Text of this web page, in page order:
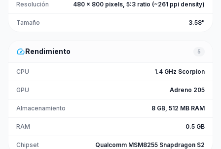
Resolución 480 x 800 pixels, 5:3 ratio (~261 ppi density)
Tamaño 3.58"
speedRendimiento 5
CPU 1.4 GHz Scorpion
GPU Adreno 205
Almacenamiento 8 GB, 512 MB RAM
RAM 0.5 GB
Chipset Qualcomm MSM8255 Snapdragon S2